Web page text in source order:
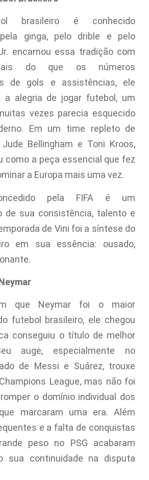
brasileiro é conhecido
ginga, pelo drible e pelo
encarnou essa tradição com
do que os números
de gols e assistências, ele
a alegria de jogar futebol, um
vezes parecia esquecido
Em um time repleto de
Bellingham e Toni Kroos,
como a peça essencial que fez
a Europa mais uma vez.
pela FIFA é um
de sua consistência, talento e
de Vini foi a síntese do
em sua essência: ousado,
que Neymar foi o maior
futebol brasileiro, ele chegou
conseguiu o título de melhor
auge, especialmente no
de Messi e Suárez, trouxe
League, mas não foi
o domínio individual dos
marcaram uma era. Além
e a falta de conquistas
peso no PSG acabaram
sua continuidade na disputa